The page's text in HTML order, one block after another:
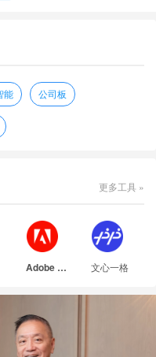
能 公司板
更多工具 »
Adobe Firefly 文心一格